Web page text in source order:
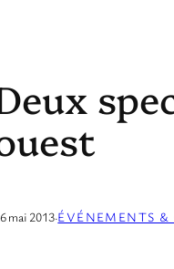
mai 2013·ÉVÉNEMENTS